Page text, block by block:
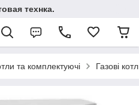
технка.
та комплектуючі Газові